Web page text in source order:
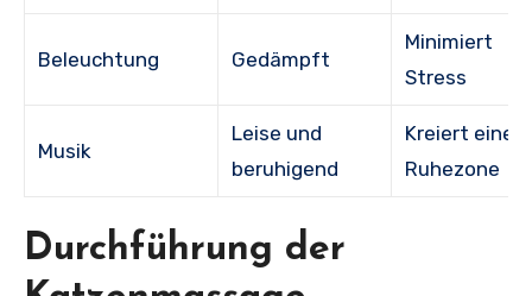
Beleuchtung Gedämpft
Minimiert
Stress
Musik
Leise und
beruhigend
Kreiert eine
Ruhezone
Durchführung der